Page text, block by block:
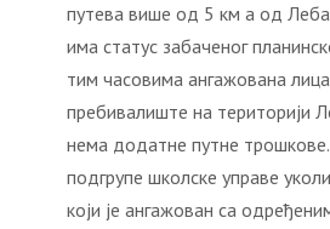
путева више од 5 км а од
има статус забаченог
тим часовима ангажована лица
пребивалиште на територији
нема додатне путне
подгрупе школске управе
који је ангажован са